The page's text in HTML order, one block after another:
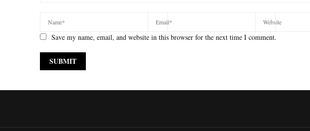
Save my name, email, and website in this browser for the next time I comment.